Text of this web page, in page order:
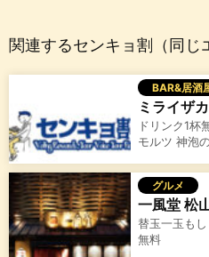
関連するセンキョ割（同じ
BAR&居酒
ミライザ
ドリンク1杯
モルツ 神泡
グルメ
一風堂 松
替玉一玉も
無料